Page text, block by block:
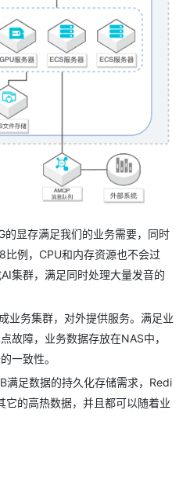
显存满足我们的业务需要，同时
比例，CPU和内存资源也不会过
集群，满足同时处理大量发音的
业务集群，对外提供服务。满足业
故障，业务数据存放在NAS中，
一致性。
满足数据的持久化存储需求，Redi
它的高热数据，并且都可以随着业